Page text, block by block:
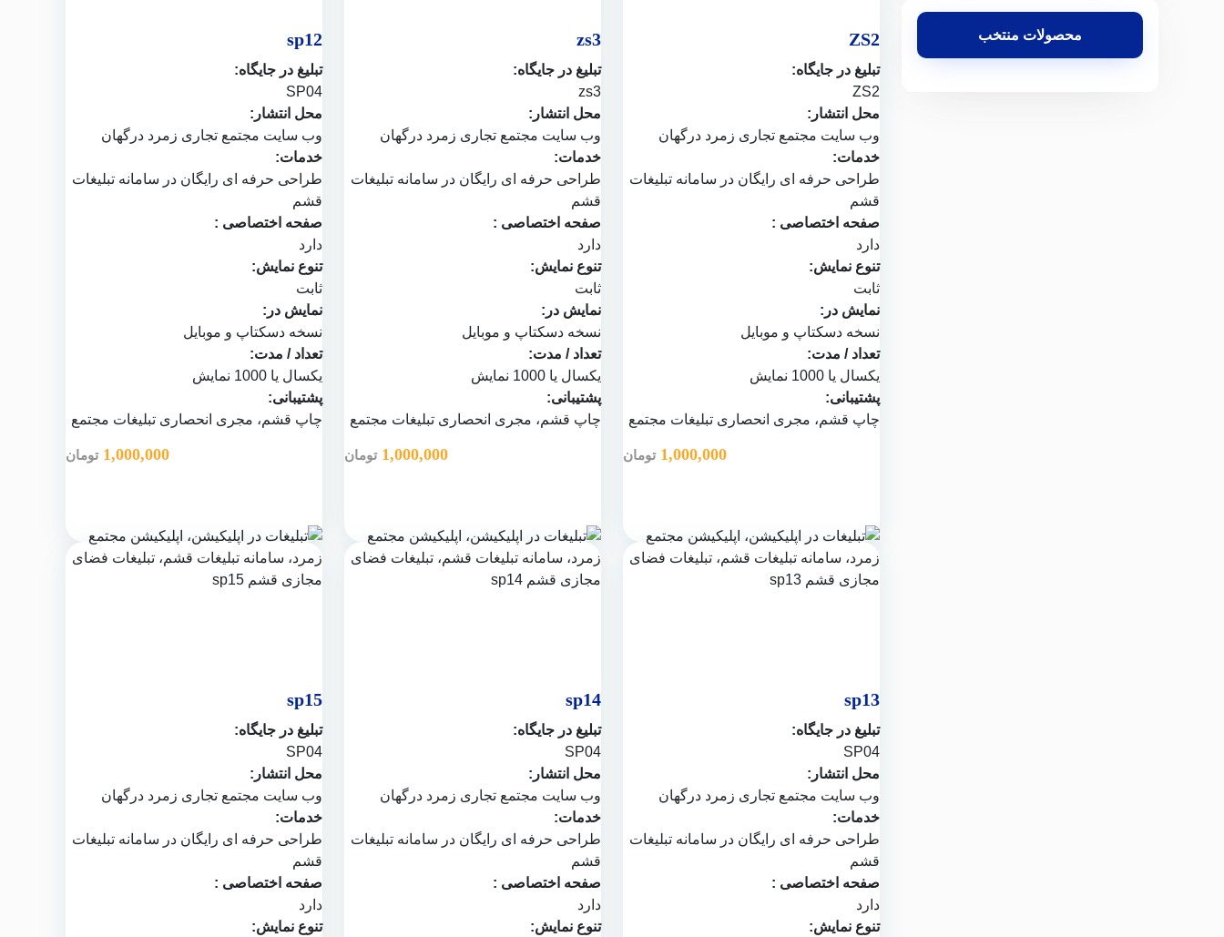
محصولات منتخب ZS2
تبلیغ در جایگاه:
ZS2
محل انتشار:
وب سایت مجتمع تجاری زمرد درگهان
خدمات:
طراحی حرفه ای رایگان در سامانه تبلیغات
قشم
صفحه اختصاصی :
دارد
تنوع نمایش:
ثابت
نمایش در:
نسخه دسکتاپ و موبایل
تعداد / مدت:
یکسال یا 1000 نمایش
پشتیبانی:
چاپ قشم، مجری انحصاری تبلیغات مجتمع
1,000,000 تومان
zs3
تبلیغ در جایگاه:
zs3
محل انتشار:
وب سایت مجتمع تجاری زمرد درگهان
خدمات:
طراحی حرفه ای رایگان در سامانه تبلیغات
قشم
صفحه اختصاصی :
دارد
تنوع نمایش:
ثابت
نمایش در:
نسخه دسکتاپ و موبایل
تعداد / مدت:
یکسال یا 1000 نمایش
پشتیبانی:
چاپ قشم، مجری انحصاری تبلیغات مجتمع
1,000,000 تومان
sp12
تبلیغ در جایگاه:
SP04
محل انتشار:
وب سایت مجتمع تجاری زمرد درگهان
خدمات:
طراحی حرفه ای رایگان در سامانه تبلیغات
قشم
صفحه اختصاصی :
دارد
تنوع نمایش:
ثابت
نمایش در:
نسخه دسکتاپ و موبایل
تعداد / مدت:
یکسال یا 1000 نمایش
پشتیبانی:
چاپ قشم، مجری انحصاری تبلیغات مجتمع
1,000,000 تومان
sp13
تبلیغ در جایگاه:
SP04
محل انتشار:
وب سایت مجتمع تجاری زمرد درگهان
خدمات:
طراحی حرفه ای رایگان در سامانه تبلیغات
قشم
صفحه اختصاصی :
دارد
تنوع نمایش:
sp14
تبلیغ در جایگاه:
SP04
محل انتشار:
وب سایت مجتمع تجاری زمرد درگهان
خدمات:
طراحی حرفه ای رایگان در سامانه تبلیغات
قشم
صفحه اختصاصی :
دارد
تنوع نمایش:
sp15
تبلیغ در جایگاه:
SP04
محل انتشار:
وب سایت مجتمع تجاری زمرد درگهان
خدمات:
طراحی حرفه ای رایگان در سامانه تبلیغات
قشم
صفحه اختصاصی :
دارد
تنوع نمایش: